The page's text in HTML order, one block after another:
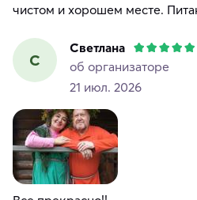
чистом и хорошем месте.
С
Светлана
об организаторе
21 июл. 2026